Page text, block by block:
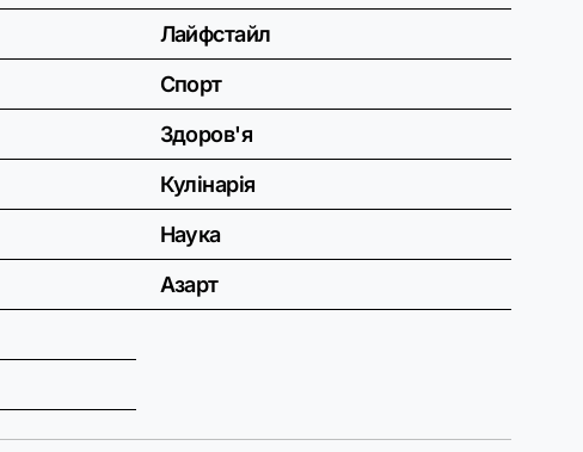
Лайфстайл
Спорт
Здоров'я
Кулінарія
Наука
Азарт